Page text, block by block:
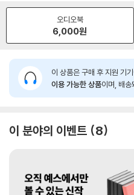
오디오북
6,000원
이 상품은 구매 후 지원 기
이용 가능한 상품이며, 배송
이 분야의 이벤트 8